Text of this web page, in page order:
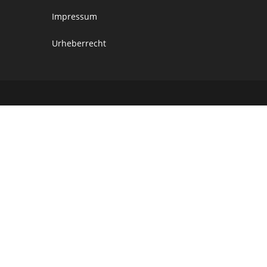
Impressum
Urheberrecht